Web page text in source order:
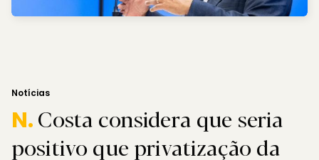
Notícias
N.Costa considera que seria
positivo que privatização da